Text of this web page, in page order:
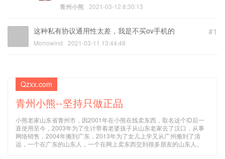
青州小熊 2021-03-12 8:30:13
#1
这种私有协议通用性太差，我是不买ov手机的
Morrowind 2021-03-11 13:44:48
Qzxx.com
青州小熊--坚持只做正品
小熊老家山东省青州市，因2001年在小熊在线卖东西，取名这个ID后一
直使用至今，2003年为了生计带着老婆孩子从山东老家去了汉口，从事
网络销售，2004年搬到广东，2013年为了女儿上学又从广州搬到了清
远，一个在广东的山东人，一个在网上卖东西交到很多朋友的山东人。